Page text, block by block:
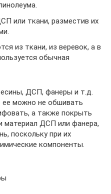
или ткани, разместив их
из ткани, из веревок, а в
обычная
ДСП, фанеры и т.д.
ее можно не обшивать
а также покрыть
материал ДСП или фанера,
поскольку при их
компоненты.